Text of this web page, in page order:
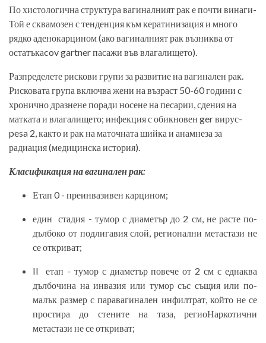
По хистологична структура вагиналният рак е почти винаги­
Той е сквамозен с тенденция към кератинизация и много
рядко аденокарцином (ако вагиналният рак възниква от
остатъка­cov gartner пасажи във влагалището).
Разпределете рискови групи за развитие на вагинален рак.
Рисковата група включва жени на възраст 50-60 години с
хронично дразнене поради носене на песарии, с­дения на
матката и влагалището; инфекция с обикновен ger вирус­
pesa 2, както и рак на маточната шийка и анамнеза за
радиация (медицинска история).
Класификация на вагинален рак:
Етап 0 - преинвазивен карцином;
един стадия - тумор с диаметър до 2 см, не расте по-
дълбоко от подлигавия слой, регионални метастази не
се откриват;
II
етап - тумор с диаметър повече от 2 см с еднаква
дълбочина на инвазия или тумор със същия или по-
малък размер с паравагинален инфилтрат, който не се
простира до стените на таза, регио­Наркотични
метастази не се откриват;